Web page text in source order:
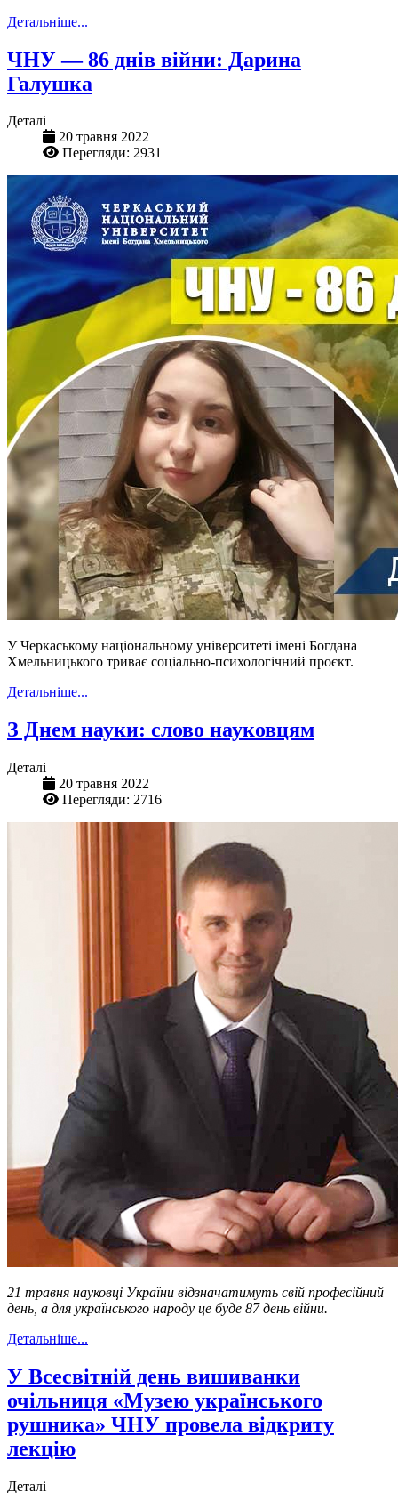
Детальніше...
ЧНУ — 86 днів війни: Дарина
Галушка
Деталі
20 травня 2022
Перегляди: 2931
У Черкаському національному університеті імені Богдана
Хмельницького триває соціально-психологічний проєкт.
Детальніше...
З Днем науки: слово науковцям
Деталі
20 травня 2022
Перегляди: 2716
21 травня науковці України відзначатимуть свій професійний
день, а для українського народу це буде 87 день війни.
Детальніше...
У Всесвітній день вишиванки
очільниця «Музею українського
рушника» ЧНУ провела відкриту
лекцію
Деталі